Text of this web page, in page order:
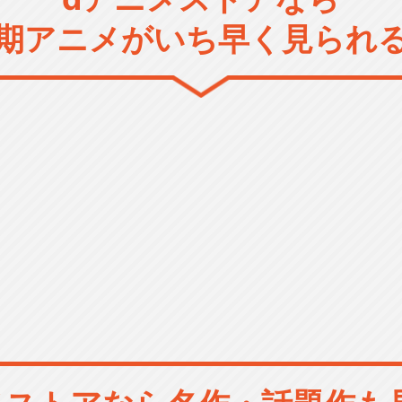
アニメがいち早く見られ